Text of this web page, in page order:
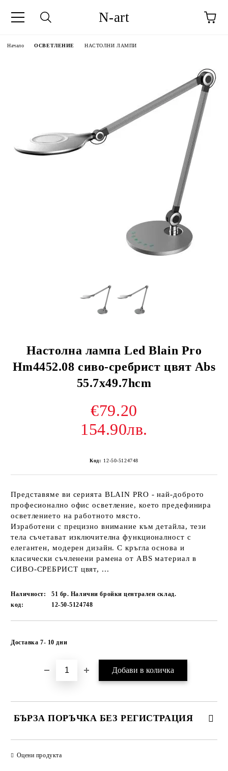
N-art
Начало ОСВЕТЛЕНИЕ НАСТОЛНИ ЛАМПИ
Настолна лампа Led Blain Pro
Hm4452.08 сиво-сребрист цвят Abs
55.7x49.7hcm
€79.20
154.90лв.
Код: 12-50-5124748
Представяме ви серията BLAIN PRO - най-доброто
професионално офис осветление, което предефинира
осветлението на работното място.
Изработени с прецизно внимание към детайла, тези
тела съчетават изключителна функционалност с
елегантен, модерен дизайн. С кръгла основа и
класически съчленени рамена от ABS материал в
СИВО-СРЕБРИСТ цвят, ...
Наличност:
51 бр. Налични бройки централен склад.
код:
12-50-5124748
Доставка 7- 10 дни
БЪРЗА ПОРЪЧКА БЕЗ РЕГИСТРАЦИЯ
Оцени продукта